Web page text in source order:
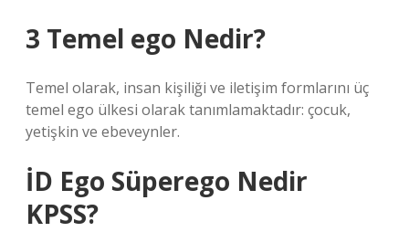
3 Temel ego Nedir?
Temel olarak, insan kişiliği ve iletişim formlarını üç
temel ego ülkesi olarak tanımlamaktadır: çocuk,
yetişkin ve ebeveynler.
İD Ego Süperego Nedir
KPSS?